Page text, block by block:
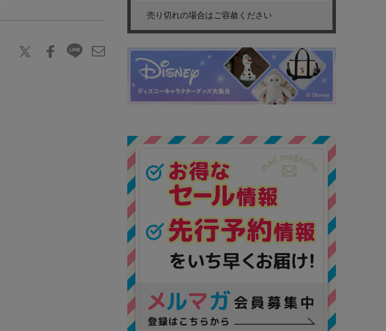
売り切れの場合はご容赦ください